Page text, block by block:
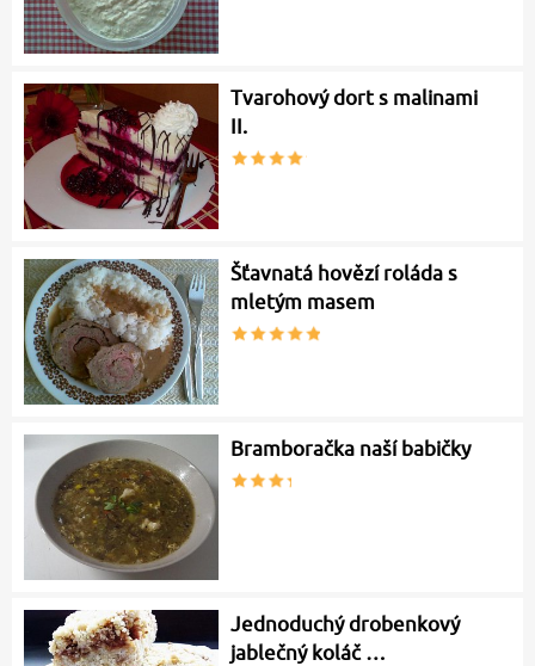
Tvarohový dort s malinami
II.
Šťavnatá hovězí roláda s
mletým masem
Bramboračka naší babičky
Jednoduchý drobenkový
jablečný koláč …